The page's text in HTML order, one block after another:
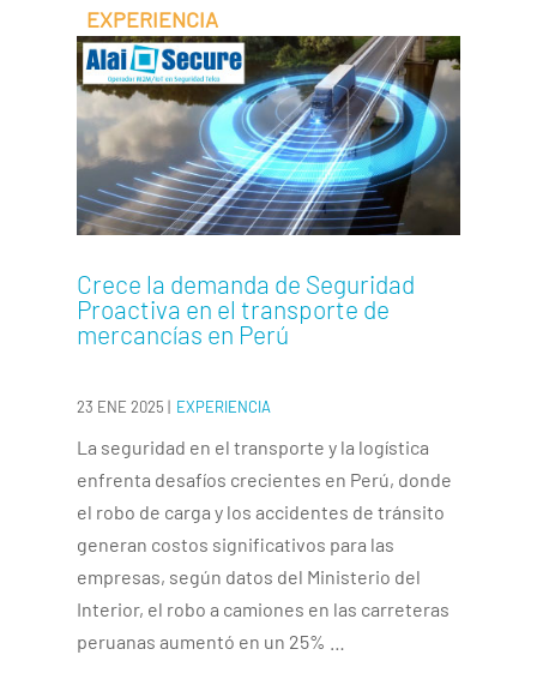
Crece la demanda de Seguridad
Proactiva en el transporte de
mercancías en Perú
23 ENE 2025 | EXPERIENCIA
La seguridad en el transporte y la logística
enfrenta desafíos crecientes en Perú, donde
el robo de carga y los accidentes de tránsito
generan costos significativos para las
empresas, según datos del Ministerio del
Interior, el robo a camiones en las carreteras
peruanas aumentó en un 25% …